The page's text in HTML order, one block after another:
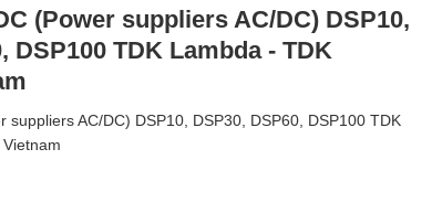
(Power suppliers AC/DC) DSP10,
DSP100 TDK Lambda - TDK
suppliers AC/DC) DSP10, DSP30, DSP60, DSP100 TDK